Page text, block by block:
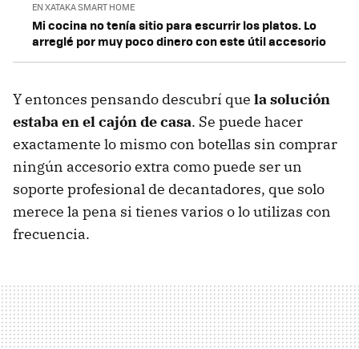
EN XATAKA SMART HOME
Mi cocina no tenía sitio para escurrir los platos. Lo
arreglé por muy poco dinero con este útil accesorio
Y entonces pensando descubrí que la solución
estaba en el cajón de casa. Se puede hacer
exactamente lo mismo con botellas sin comprar
ningún accesorio extra como puede ser un
soporte profesional de decantadores, que solo
merece la pena si tienes varios o lo utilizas con
frecuencia.